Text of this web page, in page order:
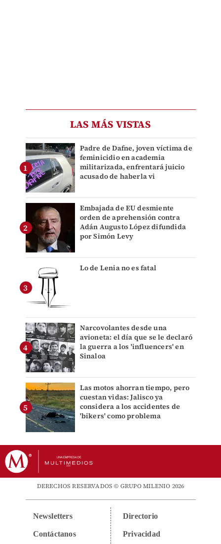
LAS MÁS VISTAS
Padre de Dafne, joven víctima de
feminicidio en academia
militarizada, enfrentará juicio
acusado de haberla vi
Embajada de EU desmiente
orden de aprehensión contra
Adán Augusto López difundida
por Simón Levy
Lo de Lenia no es fatal
Narcovolantes desde una
avioneta: el día que se le declaró
la guerra a los 'influencers' en
Sinaloa
Las motos ahorran tiempo, pero
cuestan vidas: Jalisco ya
considera a los accidentes de
'bikers' como problema
DERECHOS RESERVADOS © GRUPO MILENIO 2026
Newsletters
Contáctanos
Directorio
Privacidad